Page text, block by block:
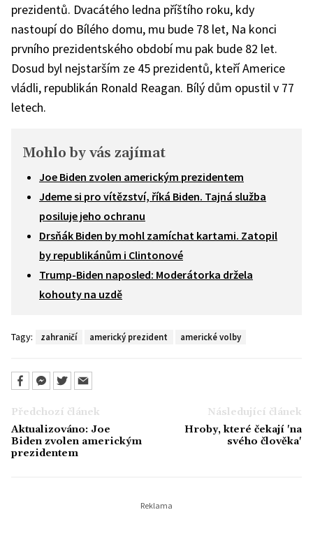
prezidentů. Dvacátého ledna příštího roku, kdy
nastoupí do Bílého domu, mu bude 78 let, Na konci
prvního prezidentského období mu pak bude 82 let.
Dosud byl nejstarším ze 45 prezidentů, kteří Americe
vládli, republikán Ronald Reagan. Bílý dům opustil v 77
letech.
Mohlo by vás zajímat
Joe Biden zvolen americkým prezidentem
Jdeme si pro vítězství, říká Biden. Tajná služba
posiluje jeho ochranu
Drsňák Biden by mohl zamíchat kartami. Zatopil
by republikánům i Clintonové
Trump-Biden naposled: Moderátorka držela
kohouty na uzdě
Tagy: zahraničí americký prezident americké volby
Předchozí článek
Aktualizováno: Joe
Biden zvolen americkým
prezidentem
Následující článek
Hroby, které čekají 'na
svého člověka'